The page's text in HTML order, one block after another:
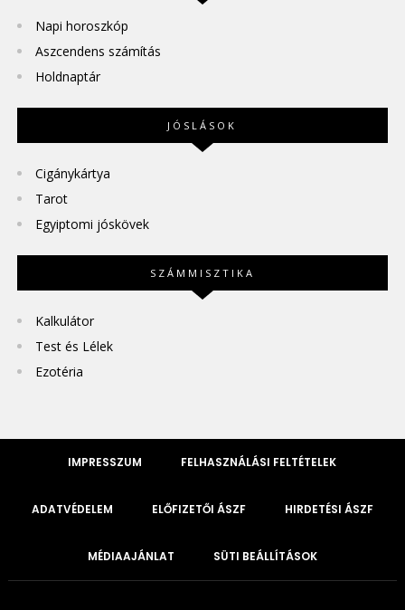
Napi horoszkóp
Aszcendens számítás
Holdnaptár
JÓSLÁSOK
Cigánykártya
Tarot
Egyiptomi jóskövek
SZÁMMISZTIKA
Kalkulátor
Test és Lélek
Ezotéria
IMPRESSZUM FELHASZNÁLÁSI FELTÉTELEK
ADATVÉDELEM ELŐFIZETŐI ÁSZF HIRDETÉSI ÁSZF
MÉDIAAJÁNLAT SÜTI BEÁLLÍTÁSOK